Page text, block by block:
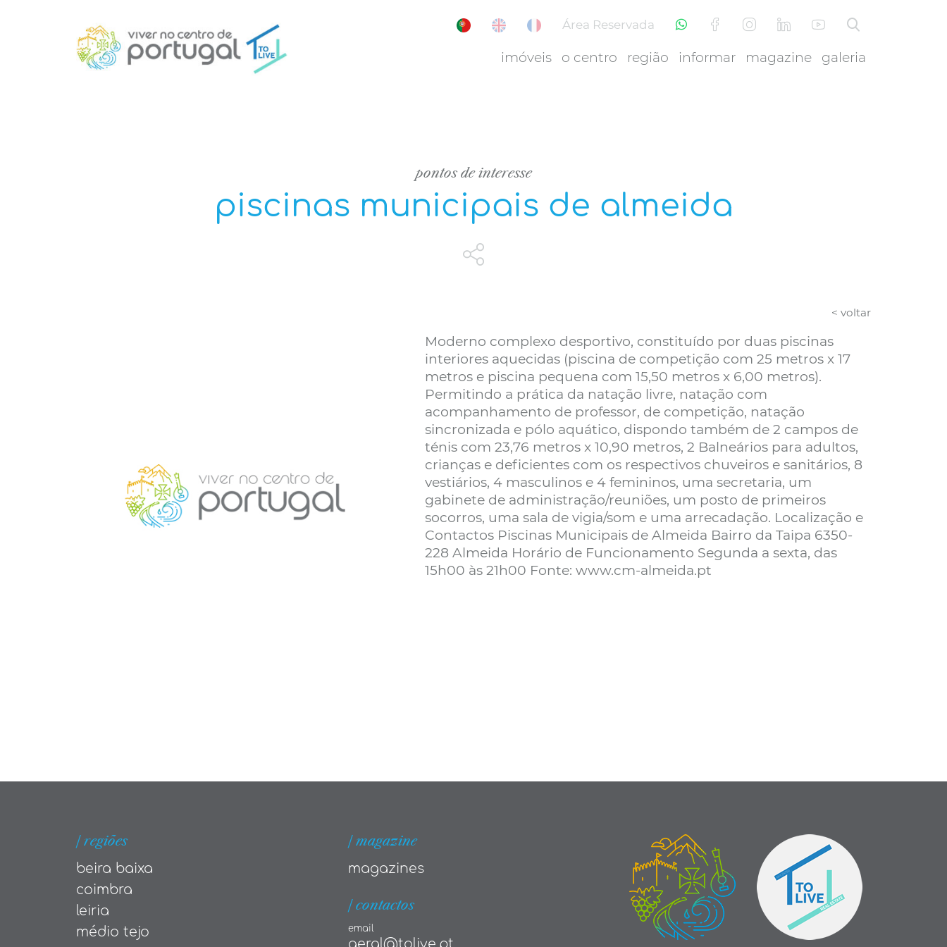
Área Reservada
imóveis o centro região informar magazine galeria
pontos de interesse
piscinas municipais de almeida
< voltar
Moderno complexo desportivo, constituído por duas piscinas
interiores aquecidas (piscina de competição com 25 metros x 17
metros e piscina pequena com 15,50 metros x 6,00 metros).
Permitindo a prática da natação livre, natação com
acompanhamento de professor, de competição, natação
sincronizada e pólo aquático, dispondo também de 2 campos de
ténis com 23,76 metros x 10,90 metros, 2 Balneários para adultos,
crianças e deficientes com os respectivos chuveiros e sanitários, 8
vestiários, 4 masculinos e 4 femininos, uma secretaria, um
gabinete de administração/reuniões, um posto de primeiros
socorros, uma sala de vigia/som e uma arrecadação. Localização e
Contactos Piscinas Municipais de Almeida Bairro da Taipa 6350-
228 Almeida Horário de Funcionamento Segunda a sexta, das
15h00 às 21h00 Fonte: www.cm-almeida.pt
| regiões
beira baixa
coimbra
leiria
médio tejo
| magazine
magazines
| contactos
email